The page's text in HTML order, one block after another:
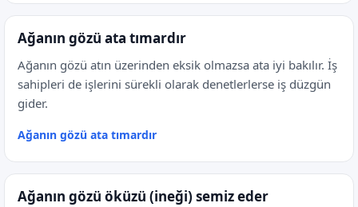
Ağanın gözü ata tımardır
Ağanın gözü atın üzerinden eksik olmazsa ata iyi bakılır. İş
sahipleri de işlerini sürekli olarak denetlerlerse iş düzgün
gider.
Ağanın gözü ata tımardır
Ağanın gözü öküzü (ineği) semiz eder